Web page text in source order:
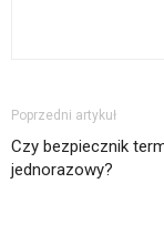
Poprzedni artykuł
Czy bezpiecznik
jednorazowy?